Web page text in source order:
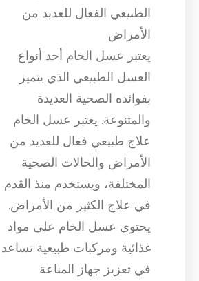
الطبيعي الفعال للعديد من
الأمراض
يعتبر عسل الخام أحد أنواع
العسل الطبيعي الذي يتميز
بفوائده الصحية العديدة
والمتنوعة. يعتبر عسل الخام
علاج طبيعي فعال للعديد من
الأمراض والحالات الصحية
المختلفة، ويستخدم منذ القدم
في علاج الكثير من الأمراض.
يحتوي عسل الخام على مواد
غذائية ومركبات طبيعية تساعد
في تعزيز جهاز المناعة